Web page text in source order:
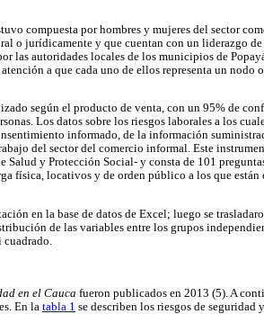
compuesta por hombres y mujeres del sector
o jurídicamente y que cuentan con un liderazgo
las autoridades locales de los municipios de
a que cada uno de ellos representa un nodo
según el producto de venta, con un 95% de
Los datos sobre los riesgos laborales a los
informado, de la información
del sector del comercio informal. Este
y Protección Social- y consta de 101
física, locativos y de orden público a los que están
en la base de datos de Excel; luego se
de las variables entre los grupos
cuadrado.
en el Cauca fueron publicados en 2013 (5). A
En la tabla 1 se describen los riesgos de seguridad